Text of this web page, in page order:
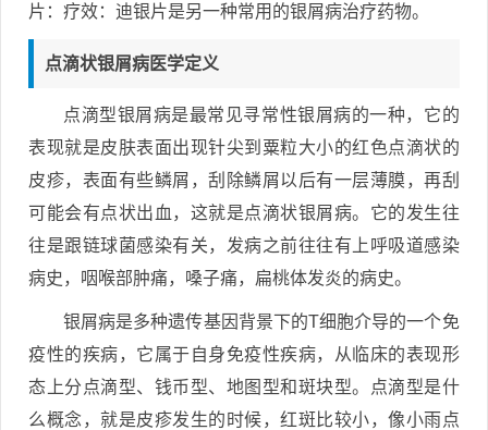
片：疗效：迪银片是另一种常用的银屑病治疗药物。
点滴状银屑病医学定义
点滴型银屑病是最常见寻常性银屑病的一种，它的
表现就是皮肤表面出现针尖到粟粒大小的红色点滴状的
皮疹，表面有些鳞屑，刮除鳞屑以后有一层薄膜，再刮
可能会有点状出血，这就是点滴状银屑病。它的发生往
往是跟链球菌感染有关，发病之前往往有上呼吸道感染
病史，咽喉部肿痛，嗓子痛，扁桃体发炎的病史。
银屑病是多种遗传基因背景下的T细胞介导的一个免
疫性的疾病，它属于自身免疫性疾病，从临床的表现形
态上分点滴型、钱币型、地图型和斑块型。点滴型是什
么概念，就是皮疹发生的时候，红斑比较小，像小雨点